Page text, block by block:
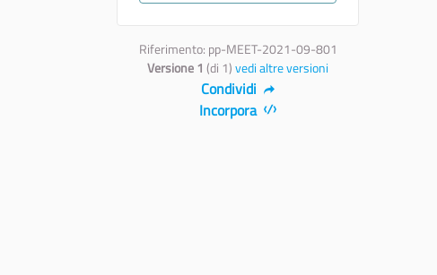
Riferimento: pp-MEET-2021-09-801
Versione 1 (di 1)vedi altre versioni
Condividi
Incorpora